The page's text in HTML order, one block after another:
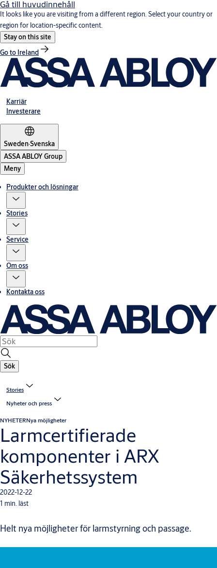
Gå till huvudinnehåll
It looks like you are visiting from a different region. Select your country or
region for location-specific content.
Stay on this site
Go to Ireland
Karriär
Investerare
Sweden·Svenska
ASSA ABLOY Group
Meny
Produkter och lösningar
Stories
Service
Om oss
Kontakta oss
Sök
Stories
Nyheter och press
NYHETERNya möjligheter
Larmcertifierade
komponenter i ARX
Säkerhetssystem
2022-12-22
1 min. läst
Helt nya möjligheter för larmstyrning och passage.